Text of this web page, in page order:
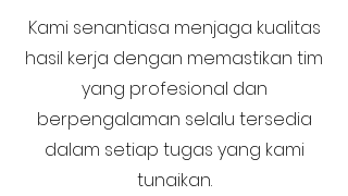
Kami senantiasa menjaga kualitas
hasil kerja dengan memastikan tim
yang profesional dan
berpengalaman selalu tersedia
dalam setiap tugas yang kami
tunaikan.